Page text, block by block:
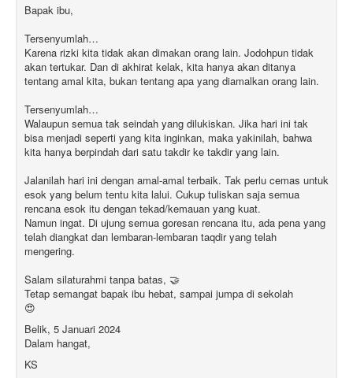
Bapak ibu,
Tersenyumlah…
Karena rizki kita tidak akan dimakan orang lain. Jodohpun tidak
akan tertukar. Dan di akhirat kelak, kita hanya akan ditanya
tentang amal kita, bukan tentang apa yang diamalkan orang lain.
Tersenyumlah…
Walaupun semua tak seindah yang dilukiskan. Jika hari ini tak
bisa menjadi seperti yang kita inginkan, maka yakinilah, bahwa
kita hanya berpindah dari satu takdir ke takdir yang lain.
Jalanilah hari ini dengan amal-amal terbaik. Tak perlu cemas untuk
esok yang belum tentu kita lalui. Cukup tuliskan saja semua
rencana esok itu dengan tekad/kemauan yang kuat.
Namun ingat. Di ujung semua goresan rencana itu, ada pena yang
telah diangkat dan lembaran-lembaran taqdir yang telah
mengering.
Salam silaturahmi tanpa batas, 🤝
Tetap semangat bapak ibu hebat, sampai jumpa di sekolah
😍
Belik, 5 Januari 2024
Dalam hangat,
KS